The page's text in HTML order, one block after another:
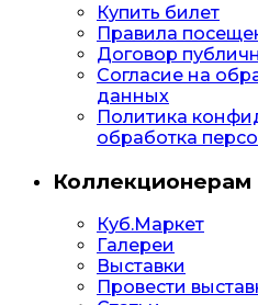
Купить билет
Правила
Договор
Согласие на
данных
Политика
обработка
Коллекционерам
Куб.Маркет
Галереи
Выставки
Провести